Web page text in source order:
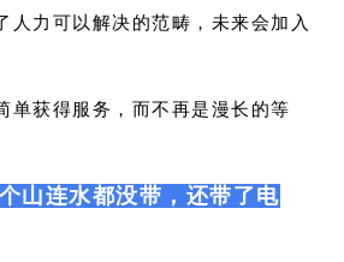
人力可以解决的范畴，未来会加入
单获得服务，而不再是漫长的等
山连水都没带，还带了电